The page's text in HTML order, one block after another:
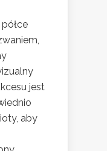
jest
aby